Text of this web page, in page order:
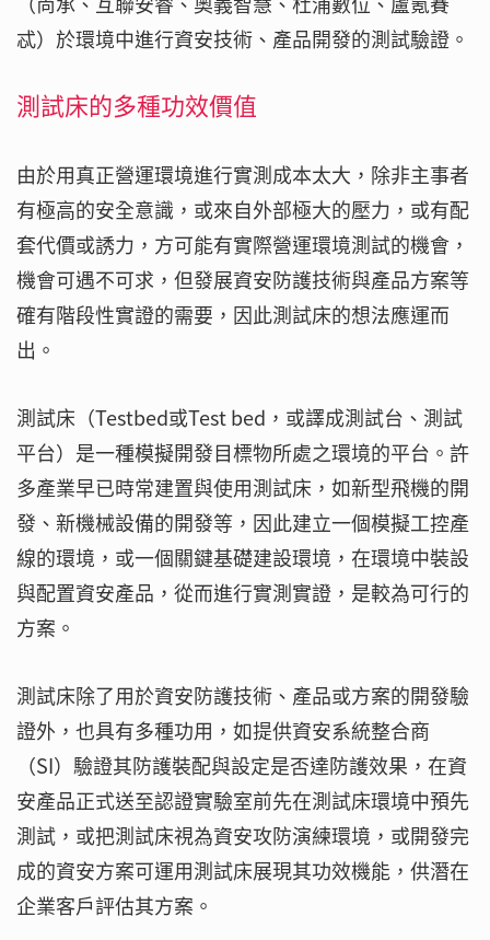
忒）於環境中進行資安技術、產品開發的測試驗證。
測試床的多種功效價值
由於用真正營運環境進行實測成本太大，除非主事者
有極高的安全意識，或來自外部極大的壓力，或有配
套代價或誘力，方可能有實際營運環境測試的機會，
機會可遇不可求，但發展資安防護技術與產品方案等
確有階段性實證的需要，因此測試床的想法應運而
出。
測試床（Testbed或Test bed，或譯成測試台、測試
平台）是一種模擬開發目標物所處之環境的平台。許
多產業早已時常建置與使用測試床，如新型飛機的開
發、新機械設備的開發等，因此建立一個模擬工控產
線的環境，或一個關鍵基礎建設環境，在環境中裝設
與配置資安產品，從而進行實測實證，是較為可行的
方案。
測試床除了用於資安防護技術、產品或方案的開發驗
證外，也具有多種功用，如提供資安系統整合商
（SI）驗證其防護裝配與設定是否達防護效果，在資
安產品正式送至認證實驗室前先在測試床環境中預先
測試，或把測試床視為資安攻防演練環境，或開發完
成的資安方案可運用測試床展現其功效機能，供潛在
企業客戶評估其方案。